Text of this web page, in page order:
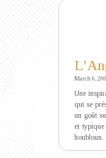
March 6,
Une
qui se
un goût
et
houbloun.